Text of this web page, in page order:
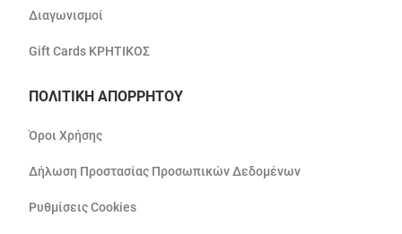
Διαγωνισμοί
Gift Cards ΚΡΗΤΙΚΟΣ
ΠΟΛΙΤΙΚΗ ΑΠΟΡΡΗΤΟΥ
Όροι Χρήσης
Δήλωση Προστασίας Προσωπικών Δεδομένων
Ρυθμίσεις Cookies